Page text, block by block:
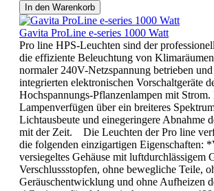
In den Warenkorb
Gavita ProLine e-series 1000 Watt
Pro line HPS-Leuchten sind der
die effiziente Beleuchtung von
normaler 240V-Netzspannung betrieben
integrierten elektronischen Vorschaltgeräte
Hochspannungs-Pflanzenlampen mit Strom.
Lampenverfügen über ein breiteres
Lichtausbeute und einegeringere Abnahme
mit der Zeit. Die Leuchten der Pro line
die folgenden einzigartigen Eigenschaften:
versiegeltes Gehäuse mit
Verschlussstopfen, ohne bewegliche Teile,
Geräuschentwicklung und ohne Aufheizen